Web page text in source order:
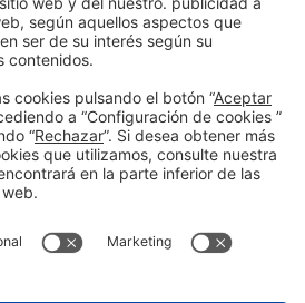
a otro profesional?
Privacidad *
proporcionados han sido válidamente
vía email. * *